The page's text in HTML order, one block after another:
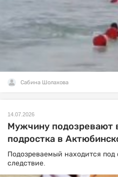
Сабина Шолахова
14.07.2026
Мужчину подозревают
подростка в
Подозреваемый находится под
следствие.